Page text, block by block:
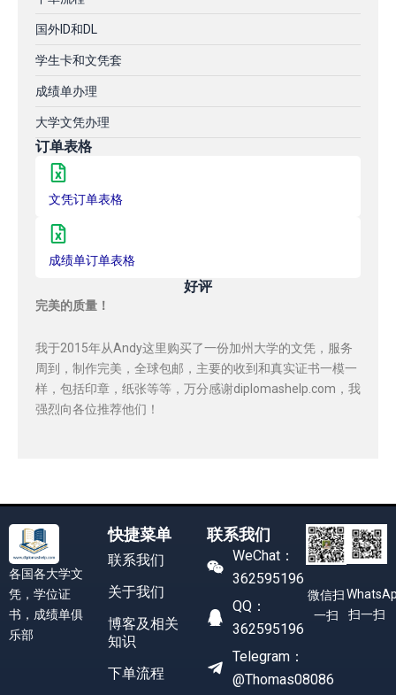
国外ID和DL
学生卡和文凭套
成绩单办理
大学文凭办理
订单表格
文凭订单表格
成绩单订单表格
好评
完美的质量！
我于2015年从Andy这里购买了一份加州大学的文凭，服务
周到，制作完美，全球包邮，主要的收到和真实证书一模一
样，包括印章，纸张等等，万分感谢diplomashelp.com，我
强烈向各位推荐他们！
各国各大学文
凭，学位证
书，成绩单俱
乐部
快捷菜单
联系我们
关于我们
博客及相关
知识
下单流程
联系我们
WeChat：
362595196
QQ：
362595196
Telegram：
@Thomas08086
微信扫
一扫
扫一扫